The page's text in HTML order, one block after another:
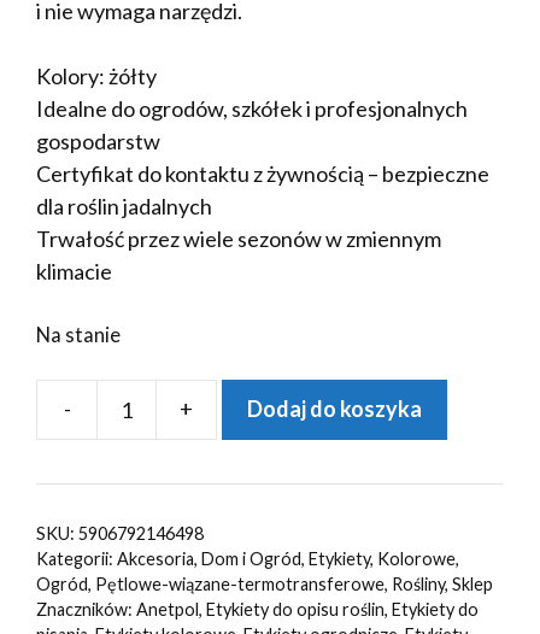
i nie wymaga narzędzi.
Kolory: żółty
Idealne do ogrodów, szkółek i profesjonalnych
gospodarstw
Certyfikat do kontaktu z żywnością – bezpieczne
dla roślin jadalnych
Trwałość przez wiele sezonów w zmiennym
klimacie
Na stanie
-
ilość
ogrodnicze
pętlowe
ŻÓŁTE
200x25mm
+ Dodaj do koszyka
SKU: 5906792146498
Kategorii: Akcesoria, Dom i Ogród, Etykiety, Kolorowe,
Ogród, Pętlowe-wiązane-termotransferowe, Rośliny, Sklep
Znaczników: Anetpol, Etykiety do opisu roślin, Etykiety do